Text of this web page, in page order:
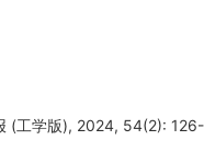
(工学版), 2024, 54(2):